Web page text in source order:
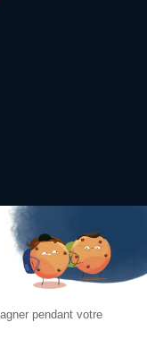
projet et du
de